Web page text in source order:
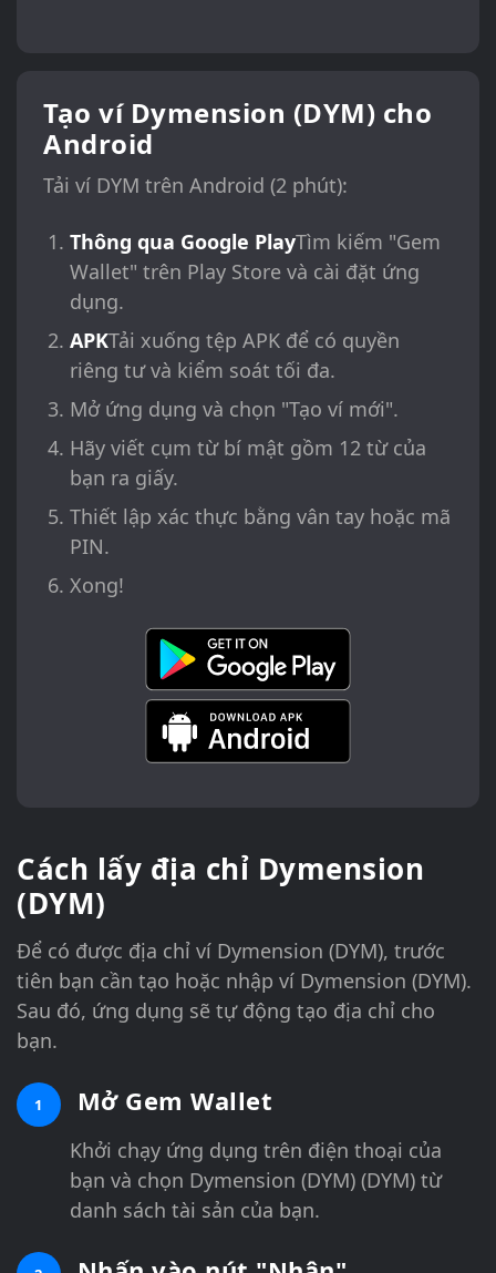
Tạo ví Dymension (DYM) cho
Android
Tải ví DYM trên Android (2 phút):
Thông qua Google PlayTìm kiếm "Gem
Wallet" trên Play Store và cài đặt ứng
dụng.
APKTải xuống tệp APK để có quyền
riêng tư và kiểm soát tối đa.
Mở ứng dụng và chọn "Tạo ví mới".
Hãy viết cụm từ bí mật gồm 12 từ của
bạn ra giấy.
Thiết lập xác thực bằng vân tay hoặc mã
PIN.
Xong!
Cách lấy địa chỉ Dymension
(DYM)
Để có được địa chỉ ví Dymension (DYM), trước
tiên bạn cần tạo hoặc nhập ví Dymension (DYM).
Sau đó, ứng dụng sẽ tự động tạo địa chỉ cho
bạn.
1 Mở Gem Wallet
Khởi chạy ứng dụng trên điện thoại của
bạn và chọn Dymension (DYM) (DYM) từ
danh sách tài sản của bạn.